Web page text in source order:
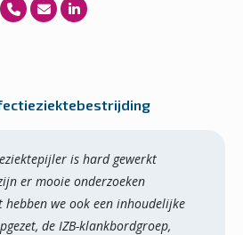
is hard gewerkt
er mooie onderzoeken
hebben we ook een inhoudelijke
de IZB-klankbordgroep,